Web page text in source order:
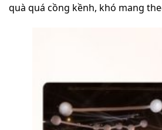
quà quá cồng kềnh, khó mang